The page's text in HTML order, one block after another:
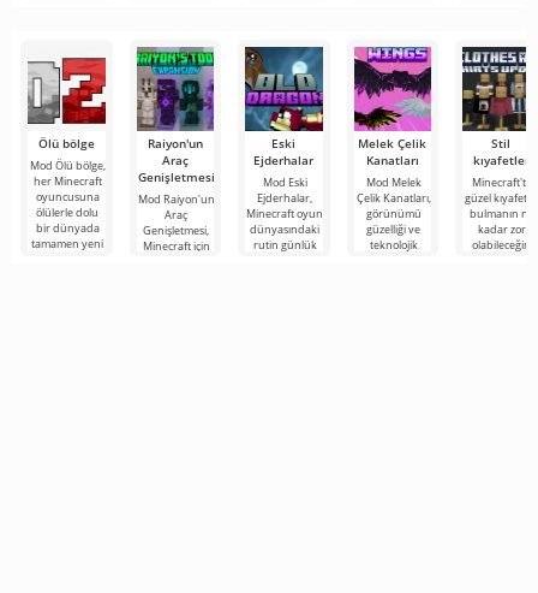
Ölü bölge
Mod Ölü bölge,
her Minecraft
oyuncusuna
ölülerle dolu
bir dünyada
tamamen yeni
Raiyon'un
Araç
Genişletmesi
Mod Raiyon'un
Araç
Genişletmesi,
Minecraft için
Eski
Ejderhalar
Mod Eski
Ejderhalar,
Minecraft oyun
dünyasındaki
rutin günlük
Melek Çelik
Kanatları
Mod Melek
Çelik Kanatları,
görünümü
güzelliği ve
teknolojik
Stil
kıyafetler
Minecraft'ta
güzel
bulmanın ne
kadar zor
olabileceğini